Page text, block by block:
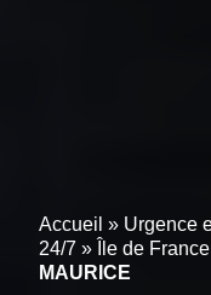
Accueil » Urgence
24/7 » Île de France
MAURICE